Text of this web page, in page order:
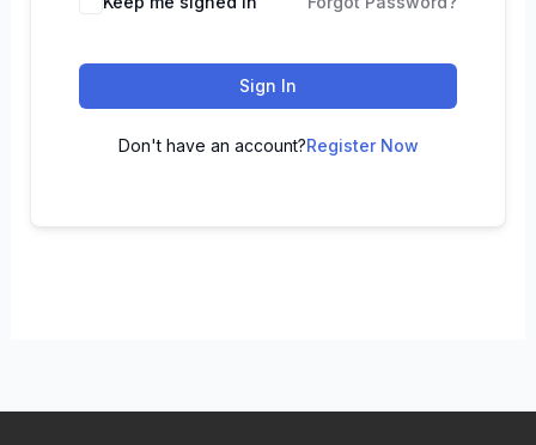
Sign In
Don't have an account?Register Now